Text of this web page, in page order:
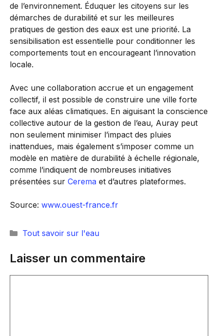
de l’environnement. Éduquer les citoyens sur les
démarches de durabilité et sur les meilleures
pratiques de gestion des eaux est une priorité. La
sensibilisation est essentielle pour conditionner les
comportements tout en encourageant l’innovation
locale.
Avec une collaboration accrue et un engagement
collectif, il est possible de construire une ville forte
face aux aléas climatiques. En aiguisant la conscience
collective autour de la gestion de l’eau, Auray peut
non seulement minimiser l’impact des pluies
inattendues, mais également s’imposer comme un
modèle en matière de durabilité à échelle régionale,
comme l’indiquent de nombreuses initiatives
présentées sur Cerema et d’autres plateformes.
Source: www.ouest-france.fr
Catégories
Tout savoir sur l'eau
Laisser un commentaire